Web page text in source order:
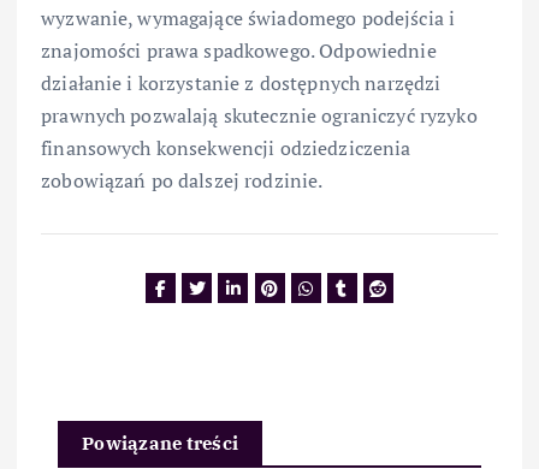
wyzwanie, wymagające świadomego podejścia i
znajomości prawa spadkowego. Odpowiednie
działanie i korzystanie z dostępnych narzędzi
prawnych pozwalają skutecznie ograniczyć ryzyko
finansowych konsekwencji odziedziczenia
zobowiązań po dalszej rodzinie.
Powiązane treści